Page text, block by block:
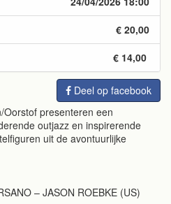
€ 20,00
€ 14,00
Deel op facebook
presenteren een
outjazz en inspirerende
uit de avontuurlijke
– JASON ROEBKE (US)